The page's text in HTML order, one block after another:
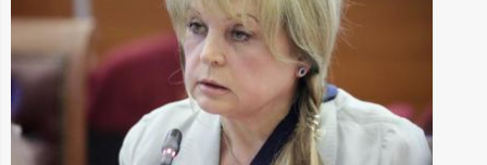
И
М
А